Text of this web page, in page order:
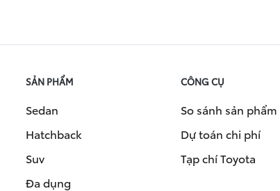
SẢN PHẨM
Sedan
Hatchback
Suv
Đa dụng
CÔNG CỤ
So sánh sản phẩm
Dự toán chi phí
Tạp chí Toyota